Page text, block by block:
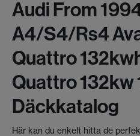
Audi From
A4/s4/rs4
Quattro
Quattro 132kw
Däckkatalog
Här kan du enkelt hitta de